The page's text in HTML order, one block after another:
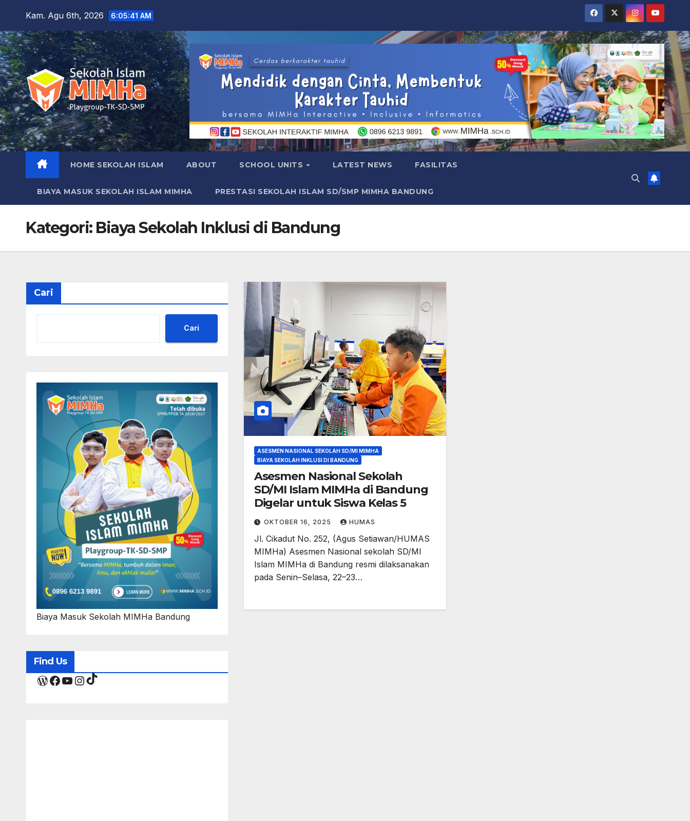
content
Kam. Agu 6th, 2026 6:05:42 AM
HOME SEKOLAH ISLAM ABOUT SCHOOL UNITS LATEST NEWS FASILITAS
BIAYA MASUK SEKOLAH ISLAM MIMHA PRESTASI SEKOLAH ISLAM SD/SMP MIMHA BANDUNG
Kategori: Biaya Sekolah Inklusi di Bandung
Cari
Cari
Biaya Masuk Sekolah MIMHa Bandung
Find Us
WordPress
Facebook
YouTube
Instagram
TikTok
ASESMEN NASIONAL SEKOLAH SD/MI MIMHA
BIAYA SEKOLAH INKLUSI DI BANDUNG
Asesmen Nasional Sekolah
SD/MI Islam MIMHa di Bandung
Digelar untuk Siswa Kelas 5
OKTOBER 16, 2025 HUMAS
Jl. Cikadut No. 252, (Agus Setiawan/HUMAS
MIMHa) Asesmen Nasional sekolah SD/MI
Islam MIMHa di Bandung resmi dilaksanakan
pada Senin–Selasa, 22–23…